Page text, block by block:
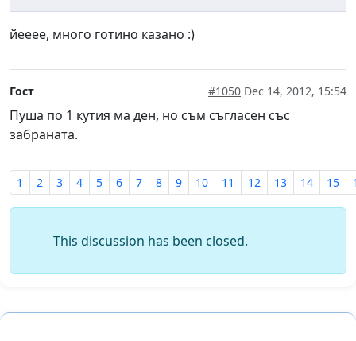
йееее, много готино казано :)
Гост #1050 Dec 14, 2012, 15:54
Пуша по 1 кутия ма ден, но съм съгласен със
забраната.
1 2 3 4 5 6 7 8 9 10 11 12 13 14 15
This discussion has been closed.